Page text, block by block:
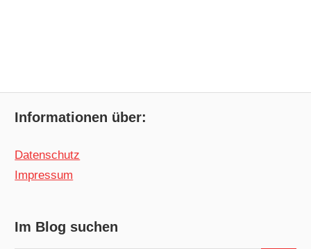
Informationen über:
Datenschutz
Impressum
Im Blog suchen